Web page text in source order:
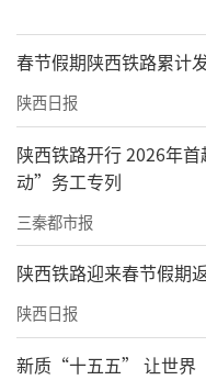
春节假期陕西铁路累计
陕西日报
陕西铁路开行 2026年
动”务工专列
三秦都市报
陕西铁路迎来春节假期
陕西日报
新质“十五五” 让世